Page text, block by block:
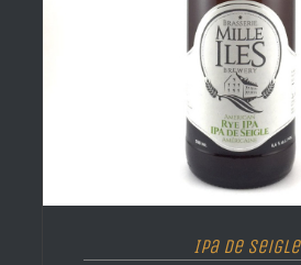
Ipa de Seigle